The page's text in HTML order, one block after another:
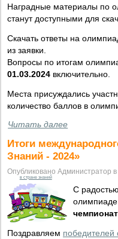
Наградные материалы по
станут доступными для
Скачать ответы на
из заявки.
Вопросы по итогам
01.03.2024 включительно.
Места присуждались
количество баллов в
Читать далее
Итоги
Знаний - 2024»
Опубликовано Администратор
в стране знаний
С
Поздравляем